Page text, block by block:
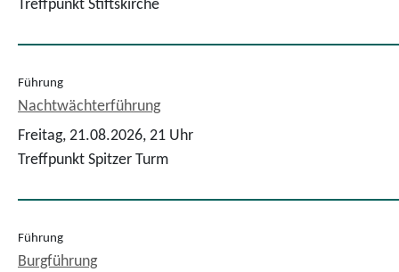
Treffpunkt Stiftskirche
Führung
Nachtwächterführung
Freitag, 21.08.2026, 21 Uhr
Treffpunkt Spitzer Turm
Führung
Burgführung